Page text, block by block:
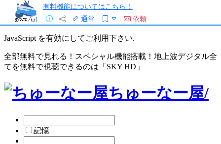
有料機能についてはこちら！
通常
依頼